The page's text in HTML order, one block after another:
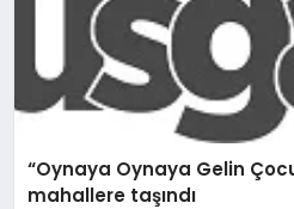
“Oynaya Oynaya Gelin
mahallere taşındı